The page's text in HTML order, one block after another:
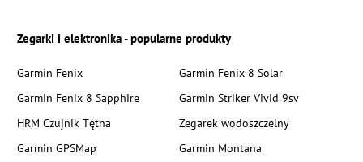
Zegarki i elektronika - popularne produkty
Garmin Fenix
Garmin Fenix 8 Solar
Garmin Fenix 8 Sapphire
Garmin Striker Vivid 9sv
HRM Czujnik Tętna
Zegarek wodoszczelny
Garmin GPSMap
Garmin Montana